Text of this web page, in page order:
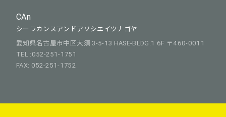
CAn
シーラカンスアンドアソシエイツナゴヤ
愛知県名古屋市中区大須 3-5-13 HASE-BLDG.1 6F 〒460-0011
TEL :052-251-1751
FAX: 052-251-1752